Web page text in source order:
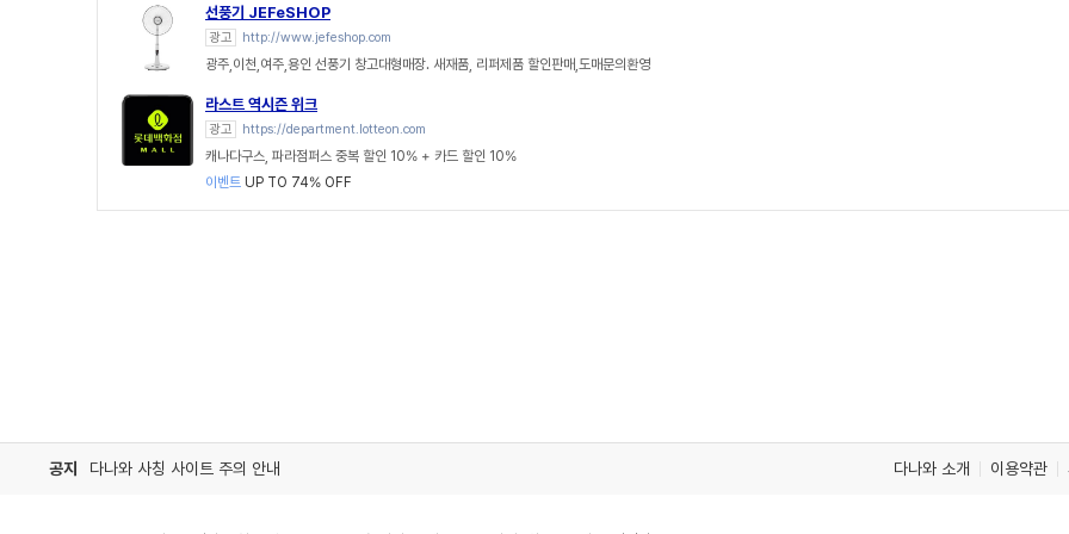
선풍기 JEFeSHOP
광고 http://www.jefeshop.com
광주,이천,여주,용인 선풍기 창고대형매장. 새재품, 리퍼제품 할인판매,도매문의환영
라스트 역시즌 위크
광고 https://department.lotteon.com
캐나다구스, 파라점퍼스 중복 할인 10% + 카드 할인 10%
이벤트 UP TO 74% OFF
공지 다나와 사칭 사이트 주의 안내 다나와 소개 이용약관